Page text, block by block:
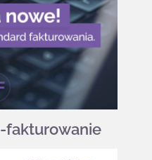
fakturowanie